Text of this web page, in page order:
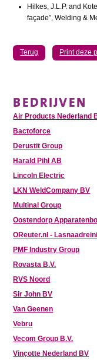
Hilkes, J.L.P. and
façade”, Welding &
Terug Print deze
BEDRIJVEN
Air Products Nederland
Bactoforce
Derustit Group
Harald Pihl AB
Lincoln Electric
LKN WeldCompany BV
Multinal Group
Oostendorp
OReuter.nl -
PMF Industry Group
Rovasta B.V.
RVS Noord
Sir John BV
Van Geenen
Vebru
Vecom Group B.V.
Vinçotte Nederland BV